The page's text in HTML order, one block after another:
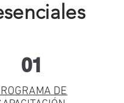
01
DE